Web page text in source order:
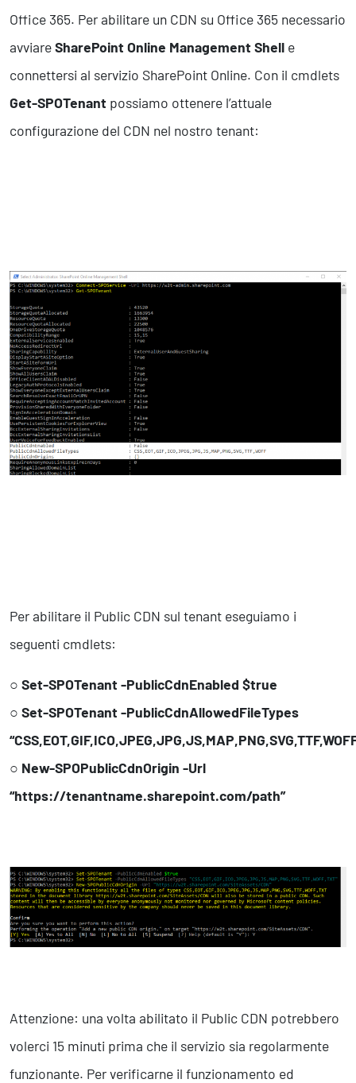
Office 365. Per abilitare un CDN su Office 365 necessario
avviareSharePoint Online Management Shell e
connettersi al servizio SharePoint Online. Con il cmdlets
Get-SPOTenant possiamo ottenere l’attuale
configurazione del CDN nel nostro tenant:
Per abilitare il Public CDN sul tenant eseguiamo i
seguenti cmdlets:
○ Set-SPOTenant -PublicCdnEnabled $true
○ Set-SPOTenant -PublicCdnAllowedFileTypes
○ New-SPOPublicCdnOrigin -Url
“https://tenantname.sharepoint.com/path”
Attenzione: una volta abilitato il Public CDN potrebbero
volerci 15 minuti prima che il servizio sia regolarmente
funzionante. Per verificarne il funzionamento ed